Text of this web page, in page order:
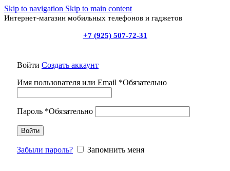
Skip to navigation Skip to main content
Интернет-магазин мобильных телефонов и гаджетов
+7 (925) 507-72-31
Войти Создать аккаунт
Имя пользователя или Email *Обязательно
Пароль *Обязательно
Войти
Забыли пароль? Запомнить меня